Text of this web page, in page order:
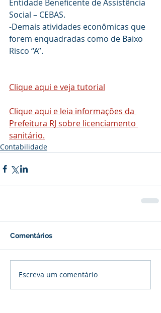
Entidade Beneficente de Assistência
Social – CEBAS.
-Demais atividades econômicas que
forem enquadradas como de Baixo
Risco “A”.
Clique aqui e veja tutorial
Clique aqui e leia informações da
Prefeitura RJ sobre licenciamento
sanitário.
Contabilidade
Comentários
Escreva um comentário